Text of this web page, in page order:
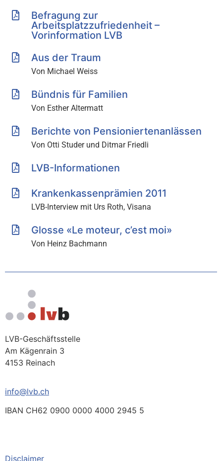
Befragung zur
Arbeitsplatzzufriedenheit –
Vorinformation LVB
Aus der Traum
Von Michael Weiss
Bündnis für Familien
Von Esther Altermatt
Berichte von Pensioniertenanlässen
Von Otti Studer und Ditmar Friedli
LVB-Informationen
Krankenkassenprämien 2011
LVB-Interview mit Urs Roth, Visana
Glosse «Le moteur, c’est moi»
Von Heinz Bachmann
LVB-Geschäftsstelle
Am Kägenrain 3
4153 Reinach
info@lvb.ch
IBAN CH62 0900 0000 4000 2945 5
Disclaimer